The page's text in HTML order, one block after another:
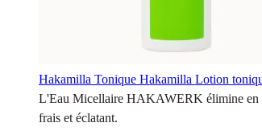
Hakamilla Tonique Hakamilla Lotion
L'Eau Micellaire HAKAWERK élimine en
frais et éclatant.